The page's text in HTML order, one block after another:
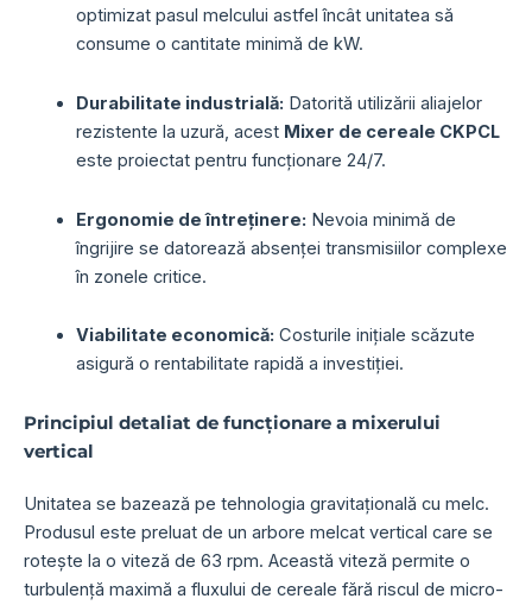
optimizat pasul melcului astfel încât unitatea să
consume o cantitate minimă de kW.
Durabilitate industrială: Datorită utilizării aliajelor
rezistente la uzură, acest Mixer de cereale CKPCL
este proiectat pentru funcționare 24/7.
Ergonomie de întreținere: Nevoia minimă de
îngrijire se datorează absenței transmisiilor complexe
în zonele critice.
Viabilitate economică: Costurile inițiale scăzute
asigură o rentabilitate rapidă a investiției.
Principiul detaliat de funcționare a mixerului
vertical
Unitatea se bazează pe tehnologia gravitațională cu melc.
Produsul este preluat de un arbore melcat vertical care se
rotește la o viteză de 63 rpm. Această viteză permite o
turbulență maximă a fluxului de cereale fără riscul de micro-